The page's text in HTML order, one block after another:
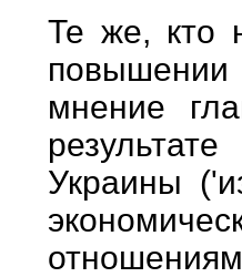
Те же, кто
мнение
Украины